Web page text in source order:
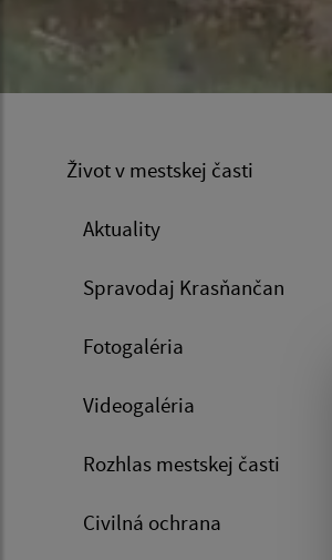
Život v mestskej časti
Aktuality
Spravodaj Krasňančan
Fotogaléria
Videogaléria
Rozhlas mestskej časti
Civilná ochrana